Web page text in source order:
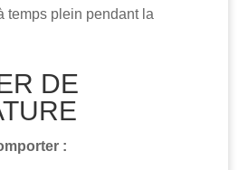
temps plein pendant la
DE
: